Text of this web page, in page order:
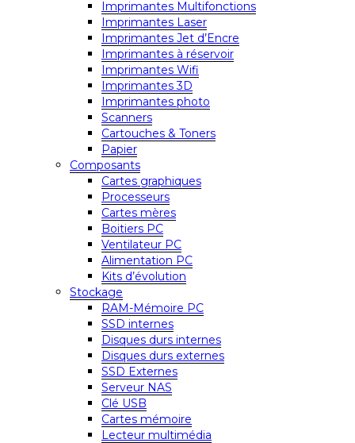
Imprimantes Multifonctions
Imprimantes Laser
Imprimantes Jet d’Encre
Imprimantes à réservoir
Imprimantes Wifi
Imprimantes 3D
Imprimantes photo
Scanners
Cartouches & Toners
Papier
Composants
Cartes graphiques
Processeurs
Cartes mères
Boitiers PC
Ventilateur PC
Alimentation PC
Kits d’évolution
Stockage
RAM-Mémoire PC
SSD internes
Disques durs internes
Disques durs externes
SSD Externes
Serveur NAS
Clé USB
Cartes mémoire
Lecteur multimédia